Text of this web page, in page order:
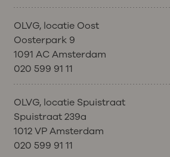
OLVG, locatie Oost
Oosterpark 9
1091 AC Amsterdam
020 599 91 11
OLVG, locatie Spuistraat
Spuistraat 239a
1012 VP Amsterdam
020 599 91 11